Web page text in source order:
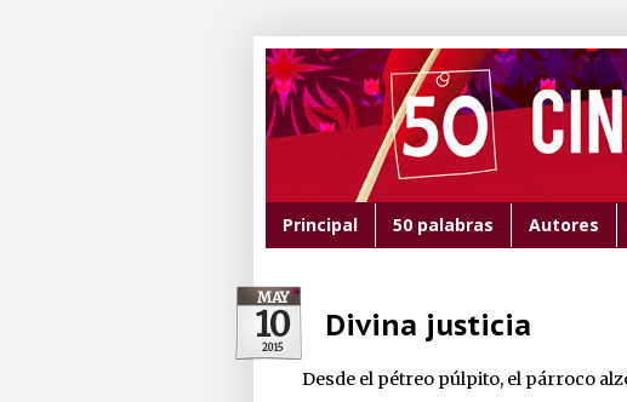
Principal 50 palabras Autores
MAY
10
2015
Divina justicia
Desde el pétreo púlpito, el párroco